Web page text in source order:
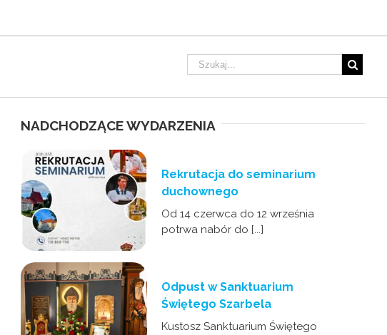
NADCHODZĄCE WYDARZENIA
Rekrutacja do seminarium
duchownego
Od 14 czerwca do 12 września
potrwa nabór do [...]
Odpust w Sanktuarium
Świętego Szarbela
Kustosz Sanktuarium Świętego